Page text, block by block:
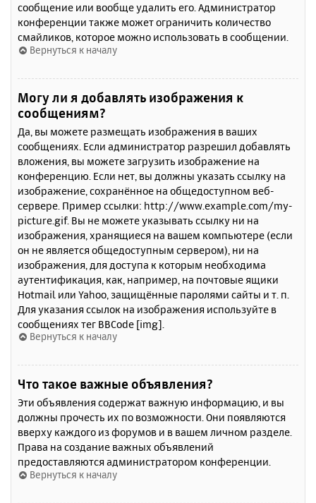
сообщение или вообще удалить его. Администратор
конференции также может ограничить количество
смайликов, которое можно использовать в сообщении.
Вернуться к началу
Могу ли я добавлять изображения к
сообщениям?
Да, вы можете размещать изображения в ваших
сообщениях. Если администратор разрешил добавлять
вложения, вы можете загрузить изображение на
конференцию. Если нет, вы должны указать ссылку на
изображение, сохранённое на общедоступном веб-
сервере. Пример ссылки: http://www.example.com/my-
picture.gif. Вы не можете указывать ссылку ни на
изображения, хранящиеся на вашем компьютере (если
он не является общедоступным сервером), ни на
изображения, для доступа к которым необходима
аутентификация, как, например, на почтовые ящики
Hotmail или Yahoo, защищённые паролями сайты и т. п.
Для указания ссылок на изображения используйте в
сообщениях тег BBCode [img].
Вернуться к началу
Что такое важные объявления?
Эти объявления содержат важную информацию, и вы
должны прочесть их по возможности. Они появляются
вверху каждого из форумов и в вашем личном разделе.
Права на создание важных объявлений
предоставляются администратором конференции.
Вернуться к началу